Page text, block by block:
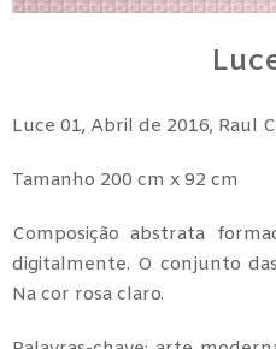
Luce 01, Abril de 2016, Raul
Tamanho 200 cm x 92 cm
Composição abstrata
digitalmente. O conjunto
Na cor rosa claro.